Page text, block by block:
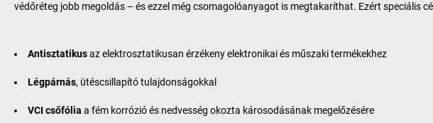
védőréteg jobb megoldás – és ezzel még csomagolóanyagot is megtakaríthat. Ezért speciális
Antisztatikusaz elektrosztatikusan érzékeny elektronikai és műszaki termékekhez
Légpárnás, ütéscsillapító tulajdonságokkal
VCI csőfólia a fém korrózió és nedvesség okozta károsodásának megelőzésére